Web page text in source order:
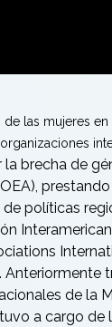
las mujeres
brecha de
políticas
de la
a cargo